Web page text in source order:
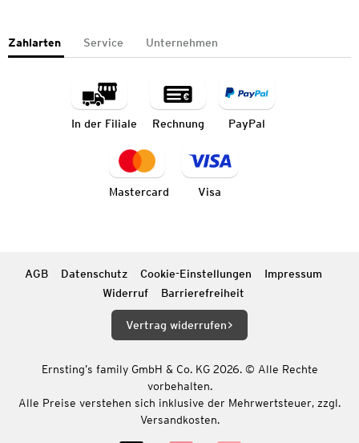
Zahlarten Service Unternehmen
In der Filiale Rechnung PayPal
Mastercard Visa
AGB Datenschutz Cookie-Einstellungen
Impressum
Widerruf
Barrierefreiheit
Vertrag widerrufen
Ernsting’s family GmbH & Co. KG 2026. © Alle Rechte
vorbehalten.
Alle Preise verstehen sich inklusive der Mehrwertsteuer, zzgl.
Versandkosten.